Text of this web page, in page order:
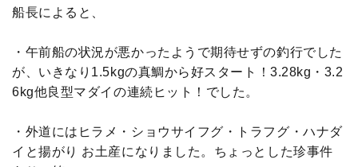
船長によると、
・午前船の状況が悪かったようで期待せずの釣行でした
が、いきなり1.5kgの真鯛から好スタート！3.28kg・3.2
6kg他良型マダイの連続ヒット！でした。
・外道にはヒラメ・ショウサイフグ・トラフグ・ハナダ
イと揚がり お土産になりました。ちょっとした珍事件